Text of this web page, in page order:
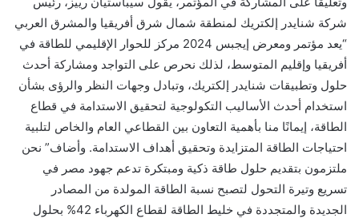
شركة شنايدر إلكتريك لمنطقة شمال شرق أفريقيا والمشرق العربي
“يعد مؤتمر ومعرض إيجبس 2024 مركز للحوار الإقليمي للطاقة في
أفريقيا وإقليم المتوسط، لذلك نحرص على التواجد ومشاركة أحدث
حلول وتطبيقات شنايدر إلكتريك، وتبادل وجهات النظر والرؤى بشأن
استخدام أحدث الأساليب التكولوجية لتحقيق الاستدامة في قطاع
الطاقة، إيمانًا منا بأهمية التعاون بين القطاعي العام والخاص لتلبية
احتياجات الطاقة المتزايدة وتحقيق أهداف الاستدامة. وأضاف” نحن
ملتزمون بتقديم حلول طاقة ذكية ومبتكرة تدعم جهود مصر في
تسريع وتيرة التحول لتصبح نسبة الطاقة المولدة من المصادر
الجديدة والمتجددة في خليط الطاقة لقطاع الكهرباء 42% بحلول